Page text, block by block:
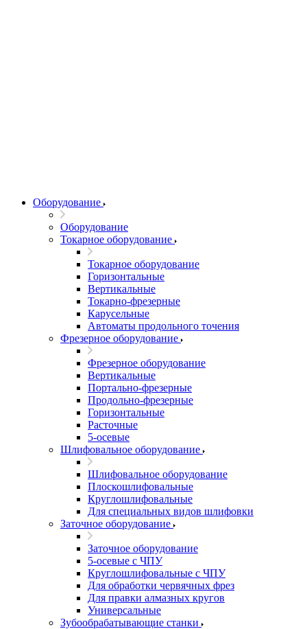
Оборудование
Оборудование
Токарное оборудование
Токарное оборудование
Горизонтальные
Вертикальные
Токарно-фрезерные
Карусельные
Автоматы продольного точения
Фрезерное оборудование
Фрезерное оборудование
Вертикальные
Портально-фрезерные
Продольно-фрезерные
Горизонтальные
Расточные
5-осевые
Шлифовальное оборудование
Шлифовальное оборудование
Плоскошлифовальные
Круглошлифовальные
Для специальных видов шлифовки
Заточное оборудование
Заточное оборудование
5-осевые с ЧПУ
Круглошлифовальные с ЧПУ
Для обработки червячных фрез
Для правки алмазных кругов
Универсальные
Зубообрабатывающие станки